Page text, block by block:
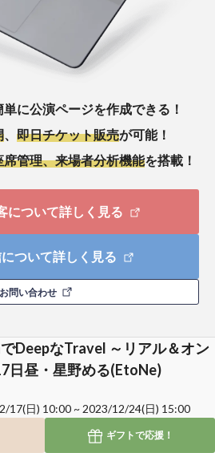
に公演ページを作成できる！
、 即日チケット販売が可能！
管理、来場者分析機能を搭載！
について詳しく見る
ついて詳しく見る
お問い合わせ
DeepなTravel ～リアル＆オン
日昼・星野める(EtoNe)
17(日) 10:00 ~ 2023/12/24(日) 15:00
ギフトで応援！